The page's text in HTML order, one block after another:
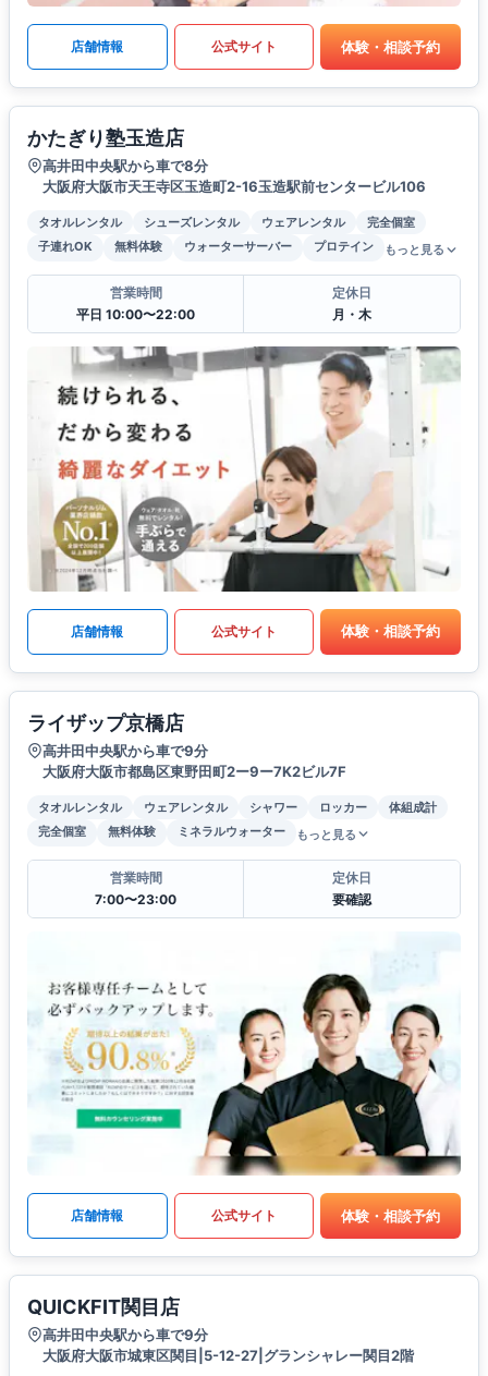
店舗情報 公式サイト 体験・相談予約
かたぎり塾玉造店
高井田中央駅から車で8分
大阪府大阪市天王寺区玉造町2-16玉造駅前センタービル106
タオルレンタル シューズレンタル ウェアレンタル
完全個室
子連れOK
無料体験 ウォーターサーバー プロテイン もっと見る
営業時間
平日 10:00〜22:00
定休日
月・木
店舗情報 公式サイト 体験・相談予約
ライザップ京橋店
高井田中央駅から車で9分
大阪府大阪市都島区東野田町2ー9ー7K2ビル7F
タオルレンタル ウェアレンタル シャワー ロッカー
体組成計
完全個室
無料体験 ミネラルウォーター もっと見る
営業時間
7:00〜23:00
定休日
要確認
店舗情報 公式サイト 体験・相談予約
QUICKFIT関目店
高井田中央駅から車で9分
大阪府大阪市城東区関目|5-12-27|グランシャレー関目2階